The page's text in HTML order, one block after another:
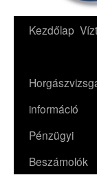
Kilépés
tartalomba
Kezdőlap
információ
Pénzügyi
Beszámolók